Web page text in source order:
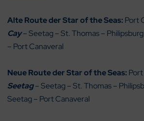
Alte Route der Star of the Seas: Port
Cay– Seetag – St. Thomas –
– Port Canaveral
Neue Route der Star of the Seas:
Seetag– Seetag – St. Thomas –
Seetag – Port Canaveral